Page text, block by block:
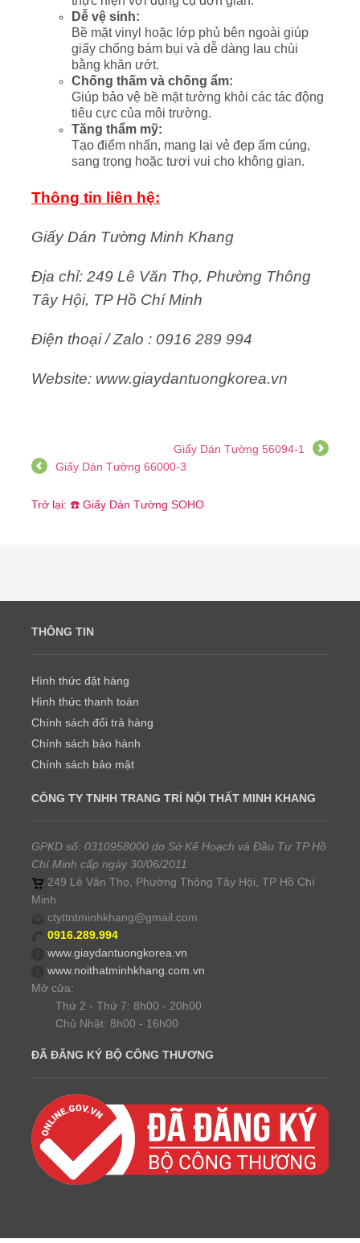
Dễ vệ sinh:
Bề mặt vinyl hoặc lớp phủ bên ngoài giúp
giấy chống bám bụi và dễ dàng lau chùi
bằng khăn ướt.
Chống thấm và chống ẩm:
Giúp bảo vệ bề mặt tường khỏi các tác động
tiêu cực của môi trường.
Tăng thẩm mỹ:
Tạo điểm nhấn, mang lại vẻ đẹp ấm cúng,
sang trọng hoặc tươi vui cho không gian.
Thông tin liên hệ:
Giấy Dán Tường Minh Khang
Địa chỉ: 249 Lê Văn Thọ, Phường Thông
Tây Hội, TP Hồ Chí Minh
Điện thoại / Zalo : 0916 289 994
Website: www.giaydantuongkorea.vn
Giấy Dán Tường 56094-1
Giấy Dán Tường 66000-3
Trở lại: ☎️ Giấy Dán Tường SOHO
THÔNG TIN
Hình thức đặt hàng
Hình thức thanh toán
Chính sách đổi trả hàng
Chính sách bảo hành
Chính sách bảo mật
CÔNG TY TNHH TRANG TRÍ NỘI THẤT MINH KHANG
GPKD số: 0310958000 do Sở Kế Hoạch và Đầu Tư TP Hồ
Chí Minh cấp ngày 30/06/2011
249 Lê Văn Thọ, Phường Thông Tây Hội, TP Hồ Chí
Minh
ctyttntminhkhang@gmail.com
0916.289.994
www.giaydantuongkorea.vn
www.noithatminhkhang.com.vn
Mở cửa:
Thứ 2 - Thứ 7: 8h00 - 20h00
Chủ Nhật: 8h00 - 16h00
ĐÃ ĐĂNG KÝ BỘ CÔNG THƯƠNG